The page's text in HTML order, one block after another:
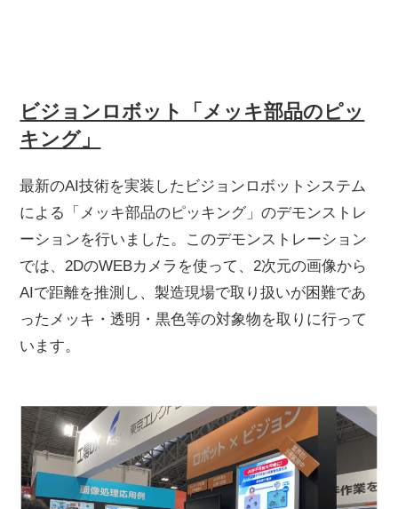
ビジョンロボット「メッキ部品のピッ
キング」
最新のAI技術を実装したビジョンロボットシステム
による「メッキ部品のピッキング」のデモンストレ
ーションを行いました。このデモンストレーション
では、2DのWEBカメラを使って、2次元の画像から
AIで距離を推測し、製造現場で取り扱いが困難であ
ったメッキ・透明・黒色等の対象物を取りに行って
います。